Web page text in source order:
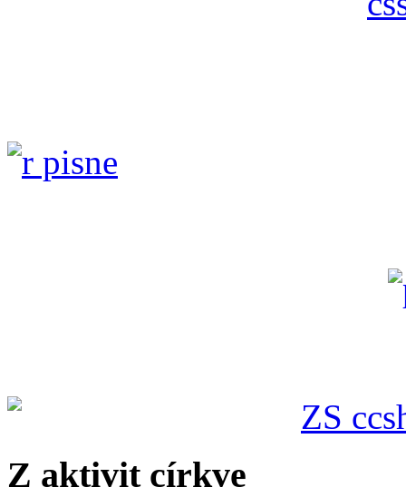
Z aktivit církve